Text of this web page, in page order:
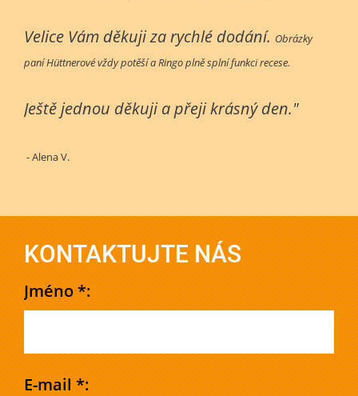
Velice Vám děkuji za rychlé dodání. Obrázky
paní Hüttnerové vždy potěší a Ringo plně splní funkci recese.
Ještě jednou děkuji a přeji krásný den."
- Alena V.
KONTAKTUJTE NÁS
Jméno *:
E-mail *: